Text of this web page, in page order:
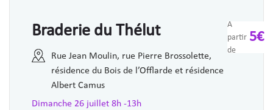
Braderie du Thélut
Rue Jean Moulin, rue Pierre Brossolette,
résidence du Bois de l’Offlarde et résidence
Albert Camus
Dimanche 26 juillet 8h -13h
A
partir
de
5€